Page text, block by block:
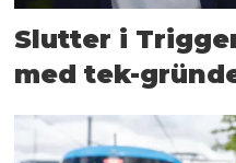
Slutter i
med tek-